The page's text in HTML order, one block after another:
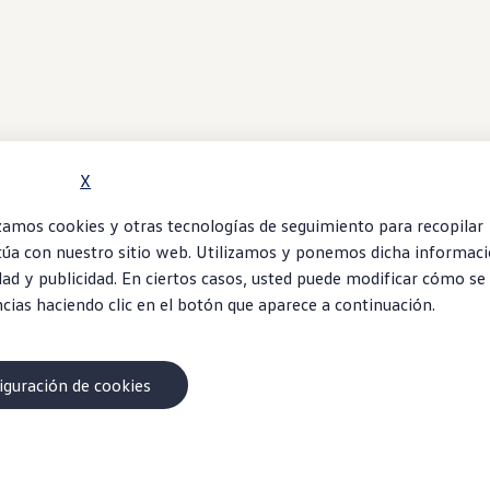
X
cookies y otras tecnologías de seguimiento para recopilar
con nuestro sitio web. Utilizamos y ponemos dicha
y publicidad. En ciertos casos, usted puede modificar cómo se
haciendo clic en el botón que aparece a continuación.
de cookies